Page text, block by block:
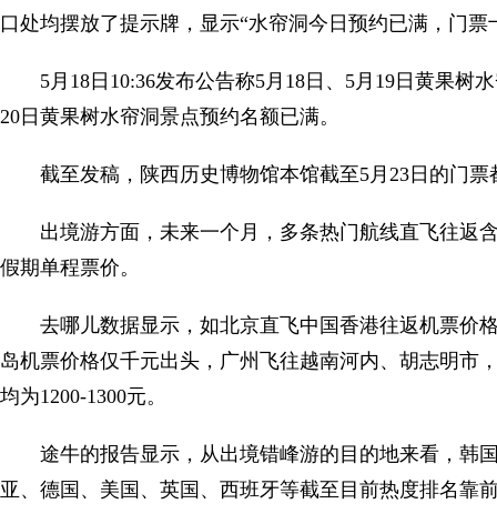
口处均摆放了提示牌，显示“水帘洞今日预约已满，门
5月18日10:36发布公告称5月18日、5月19日黄果树
20日黄果树水帘洞景点预约名额已满。
截至发稿，陕西历史博物馆本馆截至5月23日的门
出境游方面，未来一个月，多条热门航线直飞往返
假期单程票价。
去哪儿数据显示，如北京直飞中国香港往返机票价
岛机票价格仅千元出头，广州飞往越南河内、胡志明市
均为1200-1300元。
途牛的报告显示，从出境错峰游的目的地来看，韩
亚、德国、美国、英国、西班牙等截至目前热度排名靠